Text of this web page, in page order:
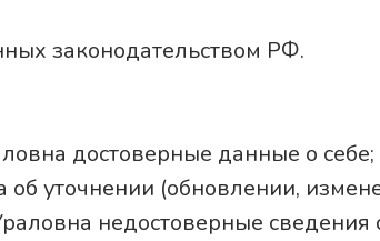
законодательством РФ.
достоверные данные о себе;
уточнении (обновлении,
недостоверные сведения